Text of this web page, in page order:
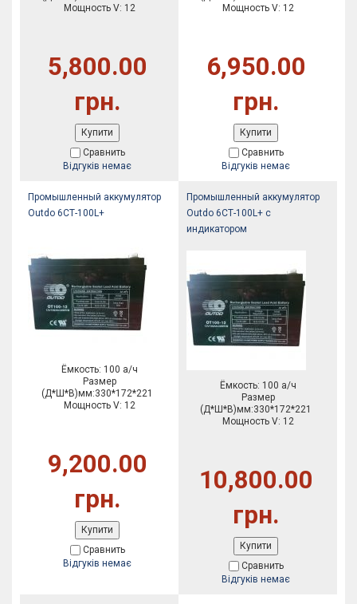
Мощность V: 12
5,800.00
грн.
Купити
Сравнить
Відгуків немає
Мощность V: 12
6,950.00
грн.
Купити
Сравнить
Відгуків немає
Промышленный аккумулятор
Outdo 6СТ-100L+
Ёмкость: 100 а/ч
Размер
(Д*Ш*В)мм:330*172*221
Мощность V: 12
9,200.00
грн.
Купити
Сравнить
Відгуків немає
Промышленный аккумулятор
Outdo 6СТ-100L+ с
индикатором
Ёмкость: 100 а/ч
Размер
(Д*Ш*В)мм:330*172*221
Мощность V: 12
10,800.00
грн.
Купити
Сравнить
Відгуків немає